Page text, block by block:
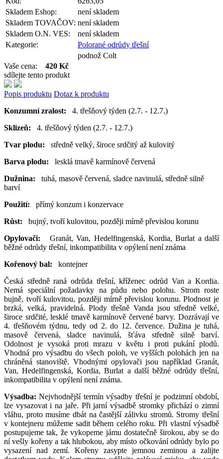
Skladem Eshop:
není skladem
Skladem TOVAČOV: není skladem
Skladem O.N. VES:
není skladem
Kategorie:
Polorané odrůdy třešní
podnož Colt
Vaše cena: 420 Kč
sdílejte tento produkt
Popis produktu Dotaz k produktu
Konzumní zralost: 4. třešňový týden (2.7. - 12.7.)
Sklizeň: 4. třešňový týden (2.7. - 12.7.)
Tvar plodu: středně velký, široce srdčitý až kulovitý
Barva plodu: lesklá tmavě karmínově červená
Dužnina: tuhá, masově červená, sladce navinulá, středně silně
barví
Použití: přímý konzum i konzervace
Růst: bujný, tvoří kulovitou, později mírně převislou korunu
Opylovači: Granát, Van, Hedelfingenská, Kordia, Burlat a další
běžné odrůdy třešní, inkompatibilita v opýlení není známa
Kořenový bal: kontejner
Česká středně raná odrůda třešní, kříženec odrůd Van a Kordia.
Nemá speciální požadavky na půdu nebo polohu. Strom roste
bujně, tvoří kulovitou, později mírně převislou korunu. Plodnost je
brzká, velká, pravidelná. Plody třešně Vanda jsou středně velké,
široce srdčité, lesklé tmavě karmínově červené barvy. Dozrávají ve
4. třešňovém týdnu, tedy od 2. do 12. července. Dužina je tuhá,
masově červená, sladce navinulá, šťáva středně silně barví.
Odolnost je vysoká proti mrazu v květu i proti pukání plodů.
Vhodná pro výsadbu do všech poloh, ve vyšších polohách jen na
chráněná stanoviště. Vhodnými opylovači jsou například Granát,
Van, Hedelfingenská, Kordia, Burlat a další běžné odrůdy třešní,
inkompatibilita v opýlení není známa.
Výsadba: Nejvhodnější termín výsadby třešní je podzimní období,
lze vysazovat i na jaře. Při jarní výsadbě stromky přichází o zimní
vláhu, proto musíme dbát na častější zálivku stromů. Stromy třešní
v kontejneru můžeme sadit během celého roku. Při vlastní výsadbě
postupujeme tak, že vykopeme jámu dostatečně širokou, aby se do
ní vešly kořeny a tak hlubokou, aby místo očkování odrůdy bylo po
vysazení nad zemí. Kořeny zasypte jemnou zeminou a zalijte